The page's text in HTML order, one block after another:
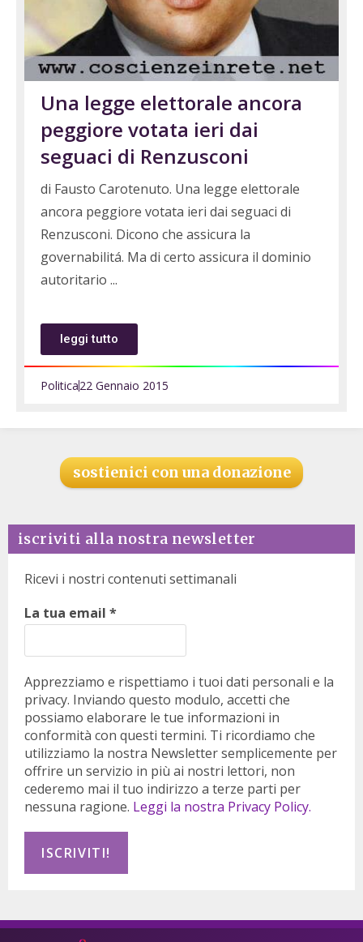
Una legge elettorale ancora
peggiore votata ieri dai
seguaci di Renzusconi
di Fausto Carotenuto. Una legge elettorale
ancora peggiore votata ieri dai seguaci di
Renzusconi. Dicono che assicura la
governabilitá. Ma di certo assicura il dominio
autoritario
leggi tutto
Politica22 Gennaio 2015
sostienici con una donazione
iscriviti alla nostra newsletter
Ricevi i nostri contenuti settimanali
La tua email *
Apprezziamo e rispettiamo i tuoi dati personali e la
privacy. Inviando questo modulo, accetti che
possiamo elaborare le tue informazioni in
conformità con questi termini. Ti ricordiamo che
utilizziamo la nostra Newsletter semplicemente per
offrire un servizio in più ai nostri lettori, non
cederemo mai il tuo indirizzo a terze parti per
nessuna ragione. Leggi la nostra Privacy Policy.